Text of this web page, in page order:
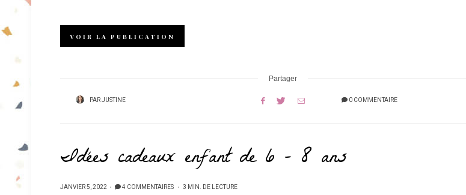
VOIR LA PUBLICATION
Partager
PARJUSTINE 0 COMMENTAIRE
Idées cadeaux enfant de 6 – 8 ans
PUBLIÉ
JANVIER 5, 2022 4 COMMENTAIRES 3 MIN. DE LECTURE